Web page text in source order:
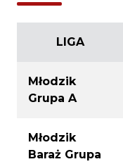
LIGA
Młodzik
Grupa A
Młodzik
Baraż Grupa